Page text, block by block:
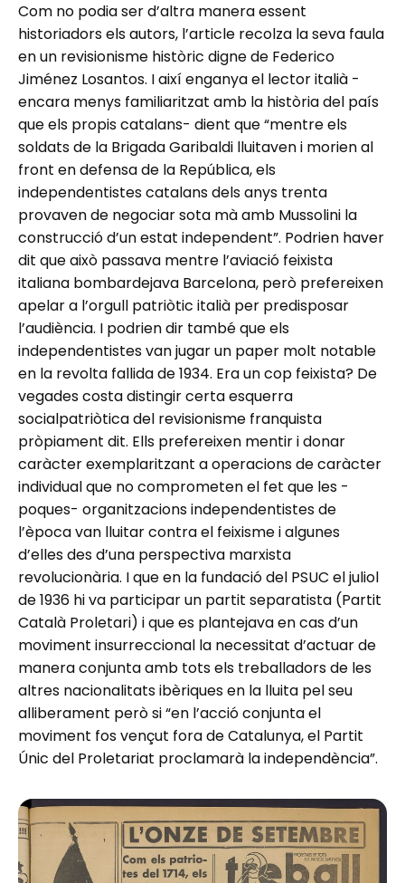
Com no podia ser d’altra manera essent
historiadors els autors, l’article recolza la seva faula
en un revisionisme històric digne de Federico
Jiménez Losantos. I així enganya el lector italià -
encara menys familiaritzat amb la història del país
que els propis catalans- dient que “mentre els
soldats de la Brigada Garibaldi lluitaven i morien al
front en defensa de la República, els
independentistes catalans dels anys trenta
provaven de negociar sota mà amb Mussolini la
construcció d’un estat independent”. Podrien haver
dit que això passava mentre l’aviació feixista
italiana bombardejava Barcelona, però prefereixen
apelar a l’orgull patriòtic italià per predisposar
l’audiència. I podrien dir també que els
independentistes van jugar un paper molt notable
en la revolta fallida de 1934. Era un cop feixista? De
vegades costa distingir certa esquerra
socialpatriòtica del revisionisme franquista
pròpiament dit. Ells prefereixen mentir i donar
caràcter exemplaritzant a operacions de caràcter
individual que no comprometen el fet que les -
poques- organitzacions independentistes de
l’època van lluitar contra el feixisme i algunes
d’elles des d’una perspectiva marxista
revolucionària. I que en la fundació del PSUC el juliol
de 1936 hi va participar un partit separatista (Partit
Català Proletari) i que es plantejava en cas d’un
moviment insurreccional la necessitat d’actuar de
manera conjunta amb tots els treballadors de les
altres nacionalitats ibèriques en la lluita pel seu
alliberament però si “en l’acció conjunta el
moviment fos vençut fora de Catalunya, el Partit
Únic del Proletariat proclamarà la independència”.